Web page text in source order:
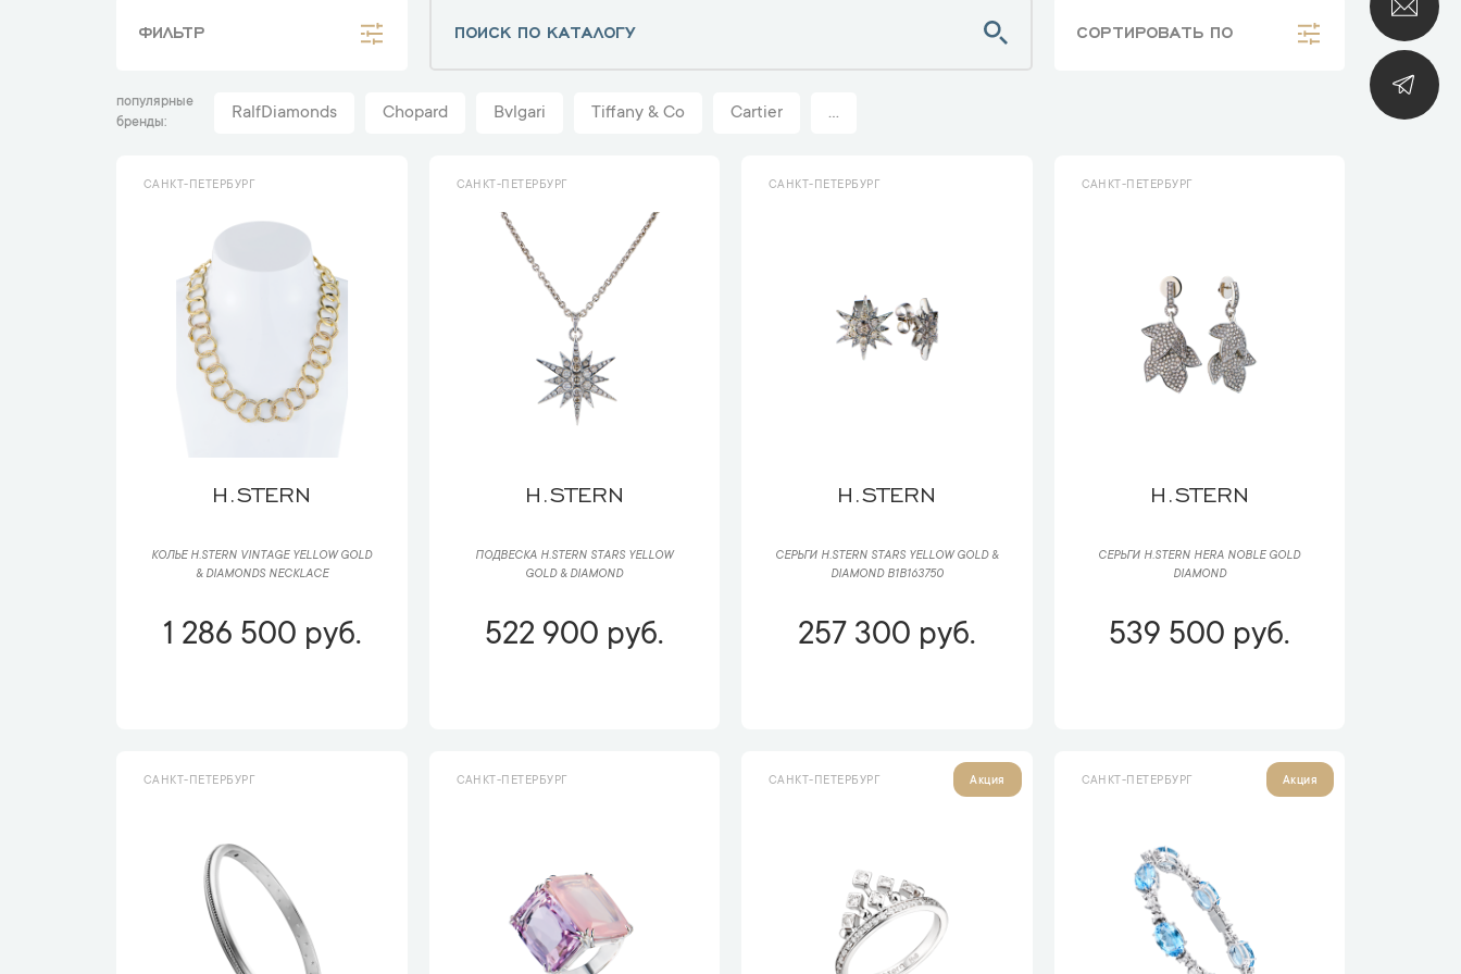
ФИЛЬТР СОРТИРОВАТЬ ПО
популярные
бренды
RalfDiamonds Chopard Bvlgari Tiffany & Co Cartier ...
САНКТ-ПЕТЕРБУРГ
H.STERN
КОЛЬЕ H.STERN VINTAGE YELLOW GOLD
& DIAMONDS NECKLACE
1 286 500 руб.
САНКТ-ПЕТЕРБУРГ
H.STERN
ПОДВЕСКА H.STERN STARS YELLOW
GOLD & DIAMOND
522 900 руб.
САНКТ-ПЕТЕРБУРГ
H.STERN
СЕРЬГИ H.STERN STARS YELLOW GOLD &
DIAMOND B1B163750
257 300 руб.
САНКТ-ПЕТЕРБУРГ
H.STERN
СЕРЬГИ H.STERN HERA NOBLE GOLD
DIAMOND
539 500 руб.
САНКТ-ПЕТЕРБУРГ САНКТ-ПЕТЕРБУРГ САНКТ-ПЕТЕРБУРГ Акция САНКТ-ПЕТЕРБУРГ Акция